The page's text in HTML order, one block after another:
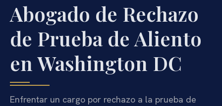
Abogado de Rechazo
de Prueba de Aliento
en Washington DC
Enfrentar un cargo por rechazo a la prueba de